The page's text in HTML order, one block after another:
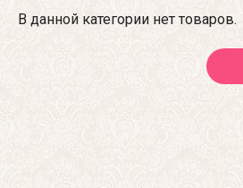
В данной категории нет товаров.